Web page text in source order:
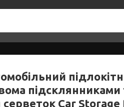
Car Storage